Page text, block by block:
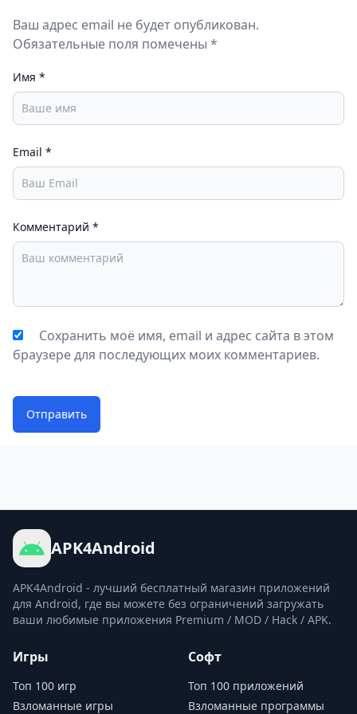
Ваш адрес email не будет опубликован.
Обязательные поля помечены *
Имя *
Email *
Комментарий *
Сохранить моё имя, email и адрес сайта в этом
браузере для последующих моих комментариев.
Отправить
APK4Android
APK4Android - лучший бесплатный магазин приложений
для Android, где вы можете без ограничений загружать
ваши любимые приложения Premium / MOD / Hack / APK.
Игры
Топ 100 игр
Взломанные игры
Софт
Топ 100 приложений
Взломанные программы